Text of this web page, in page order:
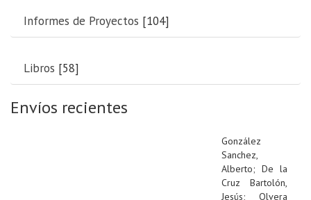
Informes de Proyectos [104]
Libros [58]
Envíos recientes
González
Sanchez,
Alberto; De la
Cruz Bartolón,
Jesús; Olvera